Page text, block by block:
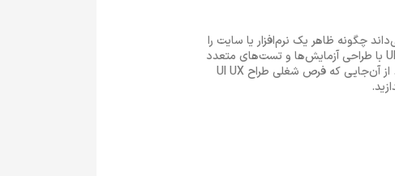
چگونه ظاهر یک نرم‌افزار یا سایت را
به شکل کاربر پسندی طراحی کند تا نظر او را روی بخش‌های خاصی از آن جلب نماید. از سوی دیگر طراح UI UX با طراحی آزمایش‌ها و تست‌های متعدد
روی خوانایی محصول (سایت یا نرم‌افزار) کار کرده و تلاش می‌کند سفر مشتری را برای او دلپذیر و جذاب کند. از آن‌جایی که فرص شغلی طراح UI UX